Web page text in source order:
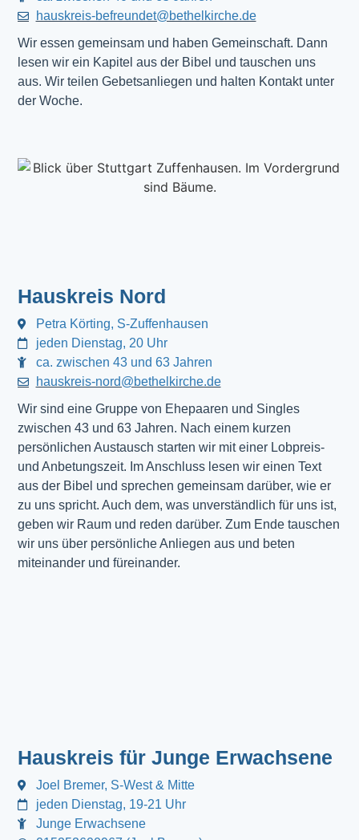
hauskreis-befreundet@bethelkirche.de
Wir essen gemeinsam und haben Gemeinschaft. Dann
lesen wir ein Kapitel aus der Bibel und tauschen uns
aus. Wir teilen Gebetsanliegen und halten Kontakt unter
der Woche.
Hauskreis Nord
Petra Körting, S-Zuffenhausen
jeden Dienstag, 20 Uhr
ca. zwischen 43 und 63 Jahren
hauskreis-nord@bethelkirche.de
Wir sind eine Gruppe von Ehepaaren und Singles
zwischen 43 und 63 Jahren. Nach einem kurzen
persönlichen Austausch starten wir mit einer Lobpreis-
und Anbetungszeit. Im Anschluss lesen wir einen Text
aus der Bibel und sprechen gemeinsam darüber, wie er
zu uns spricht. Auch dem, was unverständlich für uns ist,
geben wir Raum und reden darüber. Zum Ende tauschen
wir uns über persönliche Anliegen aus und beten
miteinander und füreinander.
Hauskreis für Junge Erwachsene
Joel Bremer, S-West & Mitte
jeden Dienstag, 19-21 Uhr
Junge Erwachsene